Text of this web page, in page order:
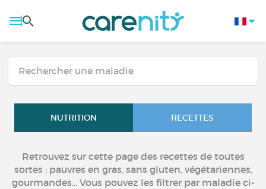
NUTRITION RECETTES
Retrouvez sur cette page des recettes de toutes
sortes : pauvres en gras, sans gluten, végétariennes,
gourmandes... Vous pouvez les filtrer par maladie ci-